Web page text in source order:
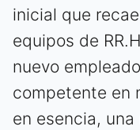
inicial que
equipos de
nuevo
competente en
en esencia,